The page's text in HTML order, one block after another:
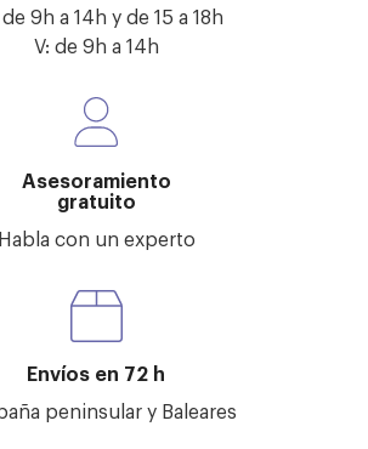
de 9h a 14h y de 15 a 18h
V: de 9h a 14h
Asesoramiento
gratuito
Habla con un experto
Envíos en 72 h
peninsular y Baleares